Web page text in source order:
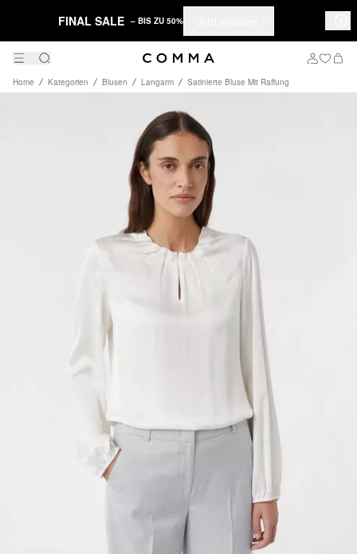
FINAL SALE – BIS ZU 50%
Home Kategorien Blusen Langarm Satinierte Bluse Mit Raffung